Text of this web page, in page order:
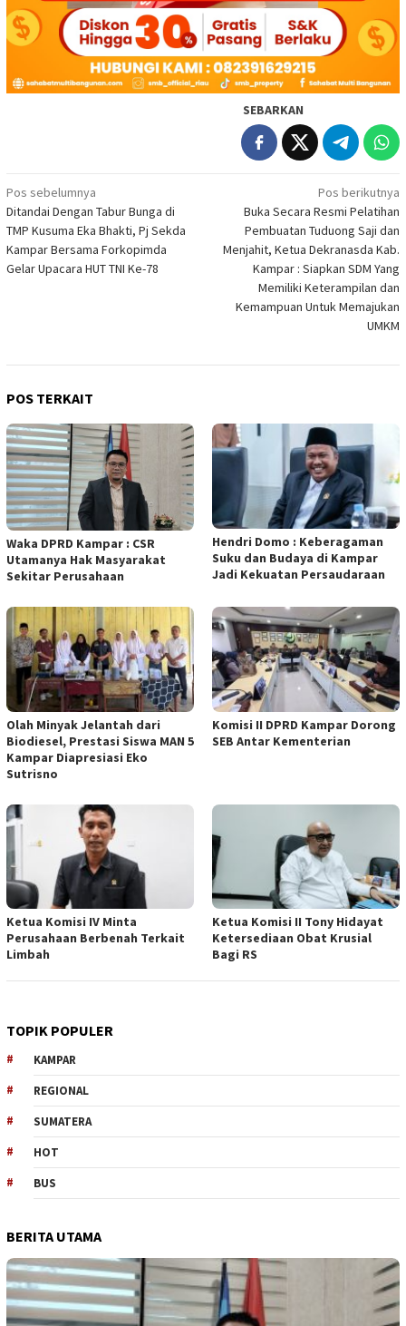
SEBARKAN
Navigasi
pos
Pos sebelumnya
Ditandai Dengan Tabur Bunga di
TMP Kusuma Eka Bhakti, Pj Sekda
Kampar Bersama Forkopimda
Gelar Upacara HUT TNI Ke-78
Pos berikutnya
Buka Secara Resmi Pelatihan
Pembuatan Tuduong Saji dan
Menjahit, Ketua Dekranasda Kab.
Kampar : Siapkan SDM Yang
Memiliki Keterampilan dan
Kemampuan Untuk Memajukan
UMKM
POS TERKAIT
Waka DPRD Kampar : CSR
Utamanya Hak Masyarakat
Sekitar Perusahaan
Hendri Domo : Keberagaman
Suku dan Budaya di Kampar
Jadi Kekuatan Persaudaraan
Olah Minyak Jelantah dari
Biodiesel, Prestasi Siswa MAN 5
Kampar Diapresiasi Eko
Sutrisno
Komisi II DPRD Kampar Dorong
SEB Antar Kementerian
Ketua Komisi IV Minta
Perusahaan Berbenah Terkait
Limbah
Ketua Komisi II Tony Hidayat
Ketersediaan Obat Krusial
Bagi RS
TOPIK POPULER
KAMPAR
REGIONAL
SUMATERA
HOT
BUS
BERITA UTAMA